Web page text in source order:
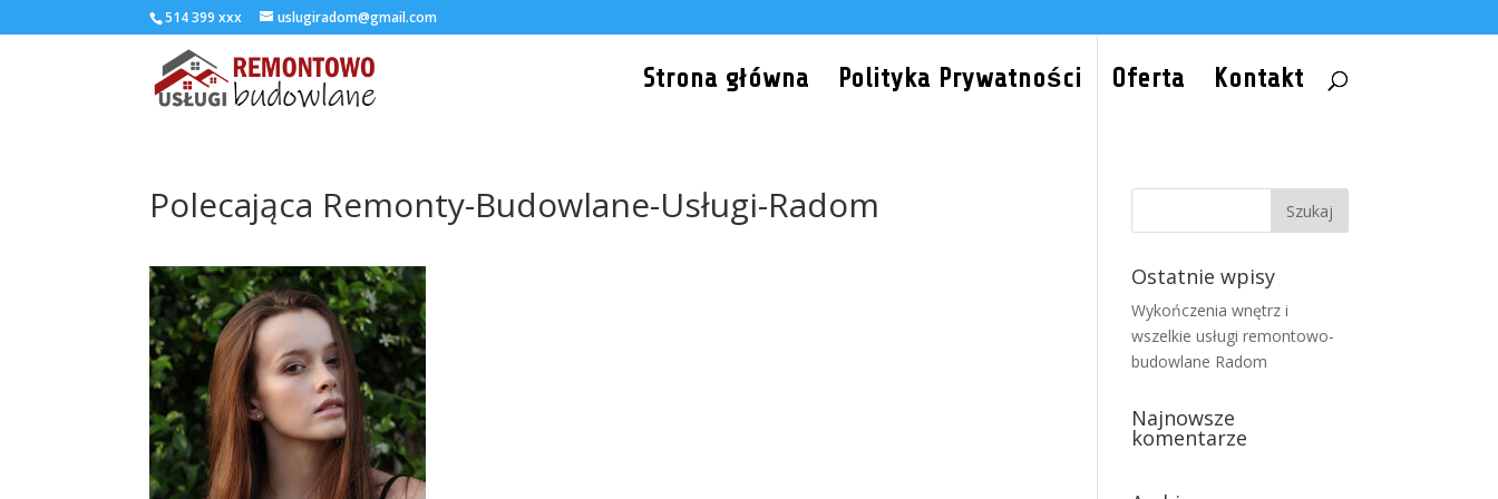
514 399 xxx uslugiradom@gmail.com
Strona główna Polityka Prywatności Oferta Kontakt
Polecająca Remonty-Budowlane-Usługi-Radom
Ostatnie wpisy
Wykończenia wnętrz i
wszelkie usługi remontowo-
budowlane Radom
Najnowsze
komentarze